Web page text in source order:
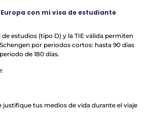
con mi visa de estudiante
de estudios (tipo D) y la TIE válida permiten
por periodos cortos: hasta 90 días
de 180 días.
tus medios de vida durante el viaje